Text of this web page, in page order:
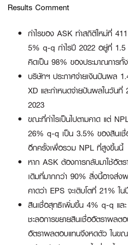
Results Comment
กำไรของ ASK ทำสถิติใหม่ที่
5% q-q กำไรปี 2022 อยู่ที่
คิดเป็น 98% ของประมาณการทั้ง
บริษัทฯ ประกาศจ่ายเงินปันผล
XD และกำหนดจ่ายปันผลในวัน
2023
ขณะที่กำไรเป็นไปตามคาด แต่
26% q-q เป็น 3.5% ของสินเชื่
อีกครั้งเพื่อรวม NPL ที่สูงขึ้นนี้
หาก ASK ต้องการกลับมาใช้อัต
เดิมที่มากกว่า 90% สิ่งนี้อาจส่
คาดว่า EPS จะเติบโตที่ 21% ใ
สินเชื่อสุทธิเพิ่มขึ้น 4% q-q แล
ชะลอการขยายสินเชื่ออัตราผล
อัตราผลตอบแทนจึงหดตัว ในขณ